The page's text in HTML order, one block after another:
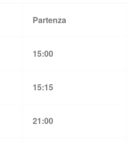
Partenza
15:00
15:15
21:00